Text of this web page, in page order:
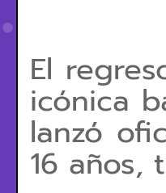
El
icónica
lanzó
16 años,